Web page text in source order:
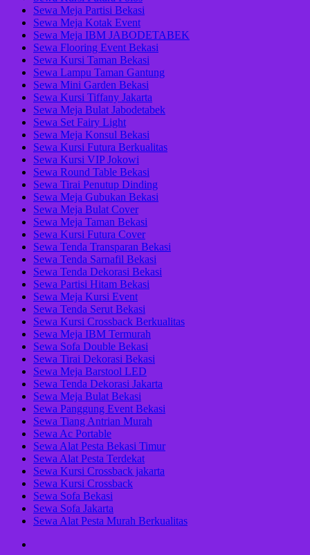
Sewa Meja Partisi Bekasi
Sewa Meja Kotak Event
Sewa Meja IBM JABODETABEK
Sewa Flooring Event Bekasi
Sewa Kursi Taman Bekasi
Sewa Lampu Taman Gantung
Sewa Mini Garden Bekasi
Sewa Kursi Tiffany Jakarta
Sewa Meja Bulat Jabodetabek
Sewa Set Fairy Light
Sewa Meja Konsul Bekasi
Sewa Kursi Futura Berkualitas
Sewa Kursi VIP Jokowi
Sewa Round Table Bekasi
Sewa Tirai Penutup Dinding
Sewa Meja Gubukan Bekasi
Sewa Meja Bulat Cover
Sewa Meja Taman Bekasi
Sewa Kursi Futura Cover
Sewa Tenda Transparan Bekasi
Sewa Tenda Sarnafil Bekasi
Sewa Tenda Dekorasi Bekasi
Sewa Partisi Hitam Bekasi
Sewa Meja Kursi Event
Sewa Tenda Serut Bekasi
Sewa Kursi Crossback Berkualitas
Sewa Meja IBM Termurah
Sewa Sofa Double Bekasi
Sewa Tirai Dekorasi Bekasi
Sewa Meja Barstool LED
Sewa Tenda Dekorasi Jakarta
Sewa Meja Bulat Bekasi
Sewa Panggung Event Bekasi
Sewa Tiang Antrian Murah
Sewa Ac Portable
Sewa Alat Pesta Bekasi Timur
Sewa Alat Pesta Terdekat
Sewa Kursi Crossback jakarta
Sewa Kursi Crossback
Sewa Sofa Bekasi
Sewa Sofa Jakarta
Sewa Alat Pesta Murah Berkualitas